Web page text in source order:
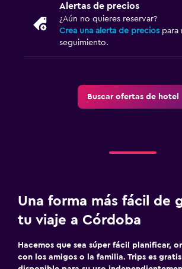
Alertas de precios
¿Aún no quieres reservar?
Crea una alerta de precios para
seguimiento.
Buscar ofertas de hotel
Una forma más fácil de
tu viaje a Córdoba
Hacemos que sea súper fácil planificar,
con los amigos o la familia. Trips es